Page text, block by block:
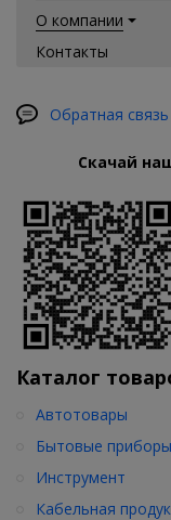
О компании
Контакты
Обратная связь
Скачай
Каталог
Автотовары
Бытовые приборы
Инструмент
Кабельная